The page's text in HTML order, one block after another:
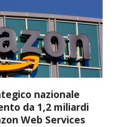
nazionale
da 1,2 miliardi
Web Services